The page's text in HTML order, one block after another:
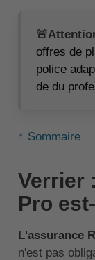
offres de
police
de du
↑ Sommaire
Verrier
Pro
L'assurance
n'est pas